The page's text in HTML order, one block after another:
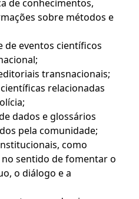
de conhecimentos,
sobre métodos e
de eventos científicos
transnacionais;
relacionadas
dados e glossários
pela comunidade;
como
sentido de fomentar o
o diálogo e a